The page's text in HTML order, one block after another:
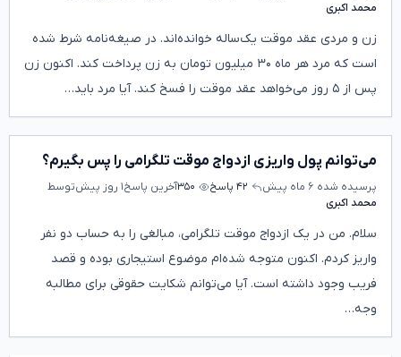
محمد اکبری
زن و مردی عقد موقت یک‌ساله خوانده‌اند. در صیغه‌نامه شرط شده
است که مرد هر ماه ۳۰ میلیون تومان به زن پرداخت کند. اکنون زن
پس از ۵ روز می‌خواهد عقد موقت را فسخ کند. آیا مرد باید…
می‌توانم پول واریزی ازدواج موقت تلگرامی را پس بگیرم؟
پرسیده شده ۶ ماه پیش ۴۲ پاسخ ۳۵۰آخرین پاسخ۱ روز پیش
توسط
محمد اکبری
سلام. من در یک ازدواج موقت تلگرامی، مبالغی را به حساب دو نفر
واریز کردم. اکنون متوجه شده‌ام موضوع استیجاری بوده و قصد
فریب وجود داشته است. آیا می‌توانم شکایت حقوقی برای مطالبه
وجه…